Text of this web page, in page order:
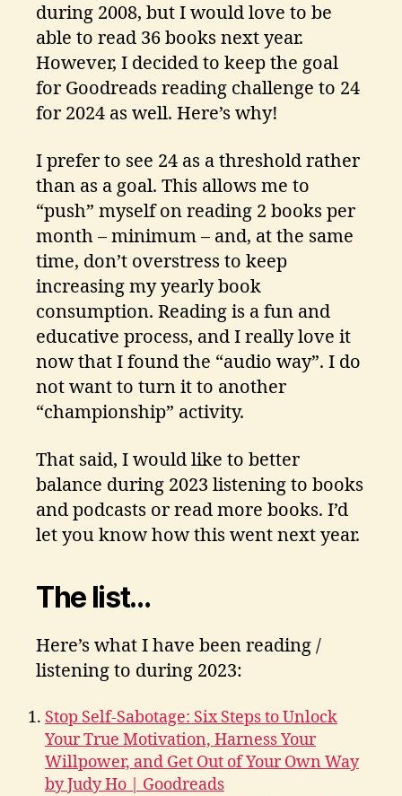
during 2008, but I would love to be
able to read 36 books next year.
However, I decided to keep the goal
for Goodreads reading challenge to 24
for 2024 as well. Here’s why!
I prefer to see 24 as a threshold rather
than as a goal. This allows me to
“push” myself on reading 2 books per
month – minimum – and, at the same
time, don’t overstress to keep
increasing my yearly book
consumption. Reading is a fun and
educative process, and I really love it
now that I found the “audio way”. I do
not want to turn it to another
“championship” activity.
That said, I would like to better
balance during 2023 listening to books
and podcasts or read more books. I’d
let you know how this went next year.
The list…
Here’s what I have been reading /
listening to during 2023:
Stop Self-Sabotage: Six Steps to Unlock
Your True Motivation, Harness Your
Willpower, and Get Out of Your Own Way
by Judy Ho | Goodreads